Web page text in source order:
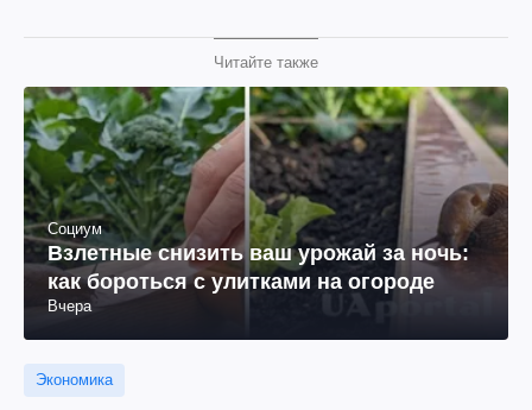
Читайте также
Социум
Взлетные снизить ваш урожай за ночь:
как бороться с улитками на огороде
Вчера
Экономика